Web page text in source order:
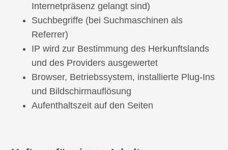
Internetpräsenz gelangt sind)
Suchbegriffe (bei Suchmaschinen als
Referrer)
IP wird zur Bestimmung des Herkunftslands
und des Providers ausgewertet
Browser, Betriebssystem, installierte Plug-Ins
und Bildschirmauflösung
Aufenthaltszeit auf den Seiten